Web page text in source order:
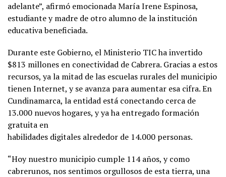
adelante”, afirmó emocionada María Irene Espinosa,
estudiante y madre de otro alumno de la institución
educativa beneficiada.
Durante este Gobierno, el Ministerio TIC ha invertido
$813 millones en conectividad de Cabrera. Gracias a estos
recursos, ya la mitad de las escuelas rurales del municipio
tienen Internet, y se avanza para aumentar esa cifra. En
Cundinamarca, la entidad está conectando cerca de
13.000 nuevos hogares, y ya ha entregado formación
gratuita en
habilidades digitales alrededor de 14.000 personas.
“Hoy nuestro municipio cumple 114 años, y como
cabrerunos, nos sentimos orgullosos de esta tierra, una